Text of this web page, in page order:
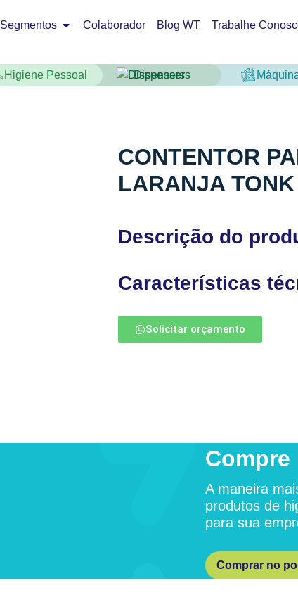
Segmentos Colaborador Blog WT Trabalhe
Higiene Pessoal Dispensers
CONTENTOR
LARANJA
Descrição do
Características
Solicitar orçamento
Compre
A maneira
produtos de
para sua
Comprar no